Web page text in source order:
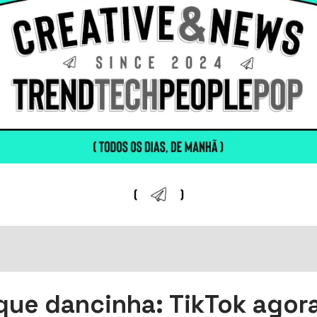
dancinha: TikTok